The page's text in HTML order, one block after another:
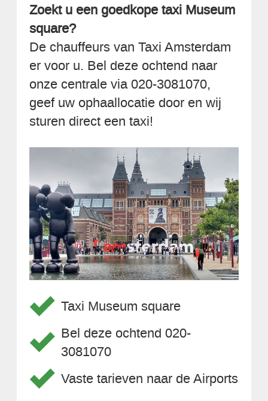
Zoekt u een goedkope taxi Museum
square?
De chauffeurs van Taxi Amsterdam
er voor u. Bel deze ochtend naar
onze centrale via 020-3081070,
geef uw ophaallocatie door en wij
sturen direct een taxi!
Taxi Museum square
Bel deze ochtend 020-
3081070
Vaste tarieven naar de Airports